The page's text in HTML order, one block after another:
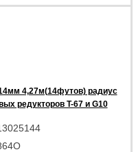
4,27м(14футов) радиус
редукторов T-67 и G10